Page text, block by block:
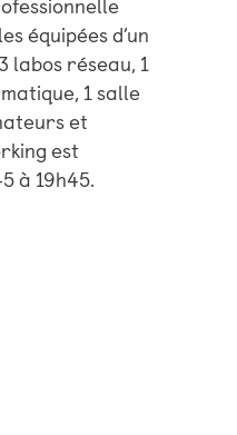
équipées d’un
labos réseau, 1
1 salle
et
est
à 19h45.